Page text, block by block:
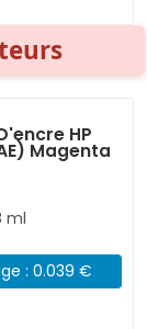
HP
Magenta
ml
: 0.039 €